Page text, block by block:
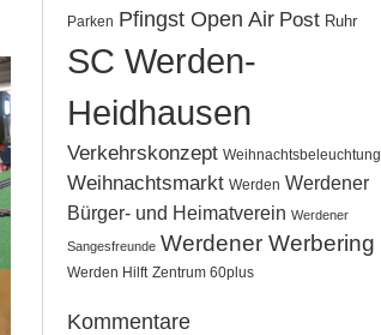
Parken Pfingst Open Air Post Ruhr
SC Werden-
Heidhausen
Verkehrskonzept Weihnachtsbeleuchtung
Weihnachtsmarkt Werden Werdener
Bürger- und Heimatverein Werdener
Sangesfreunde Werdener Werbering
Werden Hilft Zentrum 60plus
Kommentare